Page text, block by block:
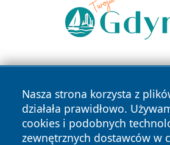
Nasza strona korzysta z
działała prawidłowo.
cookies i podobnych
zewnętrznych dostawców w
Copyright © 2026 stargardlokalnie.pl